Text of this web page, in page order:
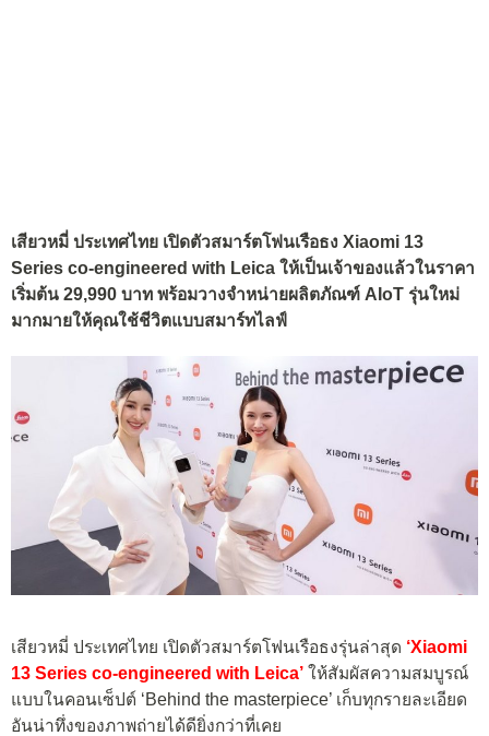
เสียวหมี่ ประเทศไทย เปิดตัวสมาร์ตโฟนเรือธง Xiaomi 13
Series co-engineered with Leica ให้เป็นเจ้าของแล้วในราคา
เริ่มต้น 29,990 บาท พร้อมวางจำหน่ายผลิตภัณฑ์ AIoT รุ่นใหม่
มากมายให้คุณใช้ชีวิตแบบสมาร์ทไลฟ์
เสียวหมี่ ประเทศไทย เปิดตัวสมาร์ตโฟนเรือธงรุ่นล่าสุด ‘Xiaomi
13 Series co-engineered with Leica’ ให้สัมผัสความสมบูรณ์
แบบในคอนเซ็ปต์ ‘Behind the masterpiece’ เก็บทุกรายละเอียด
อันน่าทึ่งของภาพถ่ายได้ดียิ่งกว่าที่เคย